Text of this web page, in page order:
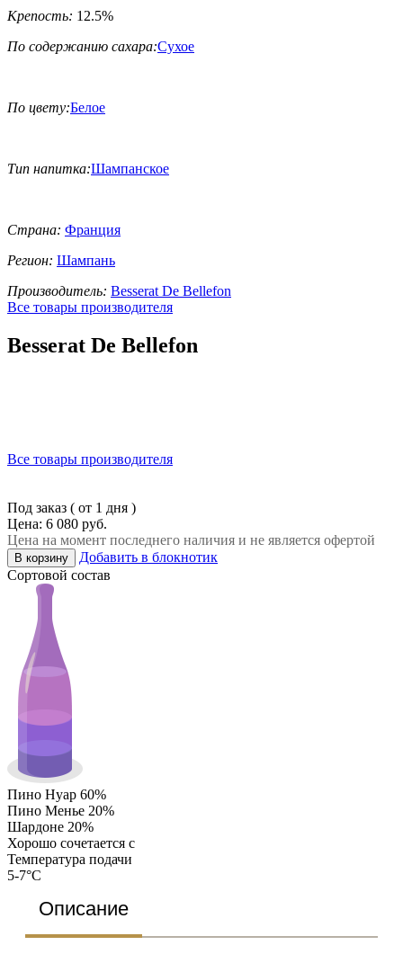
Крепость: 12.5%
По содержанию сахара:Сухое
По цвету:Белое
Тип напитка:Шампанское
Страна: Франция
Регион: Шампань
Производитель: Besserat De Bellefon
Все товары производителя
Besserat De Bellefon
Все товары производителя
Под заказ ( от 1 дня )
Цена: 6 080 руб.
Цена на момент последнего наличия и не является офертой
В корзину
Добавить в блокнотик
Сортовой состав
Пино Нуар 60%
Пино Менье 20%
Шардоне 20%
Хорошо сочетается с
Температура подачи
5-7°C
Описание